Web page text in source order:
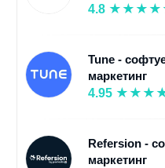
4.8
Tune -
маркетинг
4.95
Refersion -
маркетинг